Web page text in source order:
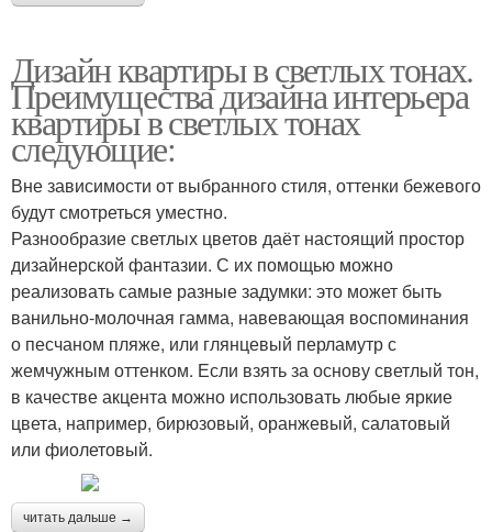
Дизайн квартиры в светлых тонах.
Преимущества дизайна интерьера
квартиры в светлых тонах
следующие:
Вне зависимости от выбранного стиля, оттенки бежевого
будут смотреться уместно.
Разнообразие светлых цветов даёт настоящий простор
дизайнерской фантазии. С их помощью можно
реализовать самые разные задумки: это может быть
ванильно-молочная гамма, навевающая воспоминания
о песчаном пляже, или глянцевый перламутр с
жемчужным оттенком. Если взять за основу светлый тон,
в качестве акцента можно использовать любые яркие
цвета, например, бирюзовый, оранжевый, салатовый
или фиолетовый.
читать дальше →